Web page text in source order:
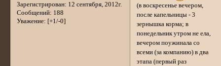
Зарегистрирован: 12 сентября, 2012г.
Сообщений: 188
Уважение: [+1/-0]
(в воскресенье вечером,
после капельницы - 3
зернышка корма; в
понедельник утром не ела,
вечером поужинала со
всеми (за компанию) в два
этапа (первый раз